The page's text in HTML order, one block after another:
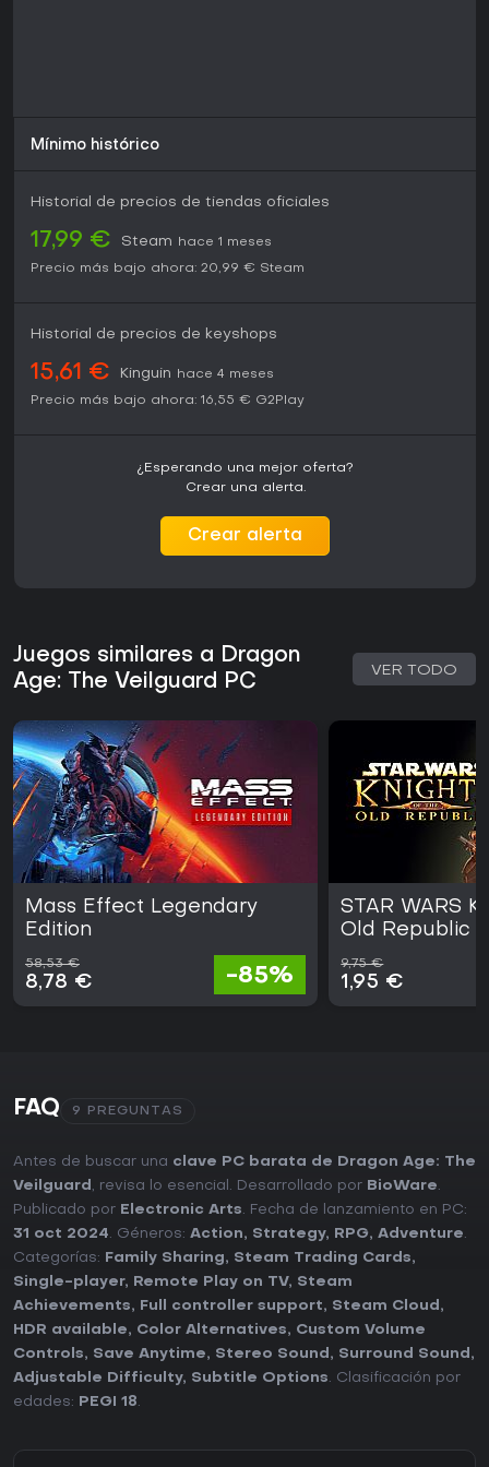
Mínimo histórico
Historial de precios de tiendas oficiales
17,99 € Steam
hace 1 meses
Precio más bajo ahora: 20,99 € Steam
Historial de precios de keyshops
15,61 € Kinguin
hace 4 meses
Precio más bajo ahora: 16,55 € G2Play
¿Esperando una mejor oferta?
Crear una alerta.
Crear alerta
Juegos similares a Dragon
Age: The Veilguard PC
VER TODO
Mass Effect Legendary
Edition
58,53 €
8,78 € -85%
STAR WARS
Old Republic
9,75 €
1,95 €
FAQ 9 PREGUNTAS
Antes de buscar una clave PC barata de Dragon Age: The
Veilguard , revisa lo esencial. Desarrollado por BioWare.
Publicado por Electronic Arts. Fecha de lanzamiento en PC:
31 oct 2024. Géneros: Action, Strategy, RPG, Adventure.
Categorías:
Family Sharing, Steam Trading Cards,
Single-player, Remote Play on TV, Steam
Achievements, Full controller support, Steam Cloud ,
HDR available, Color Alternatives, Custom Volume
Controls, Save Anytime, Stereo Sound , Surround Sound ,
Adjustable Difficulty, Subtitle Options. Clasificación por
edades:
PEGI 18.